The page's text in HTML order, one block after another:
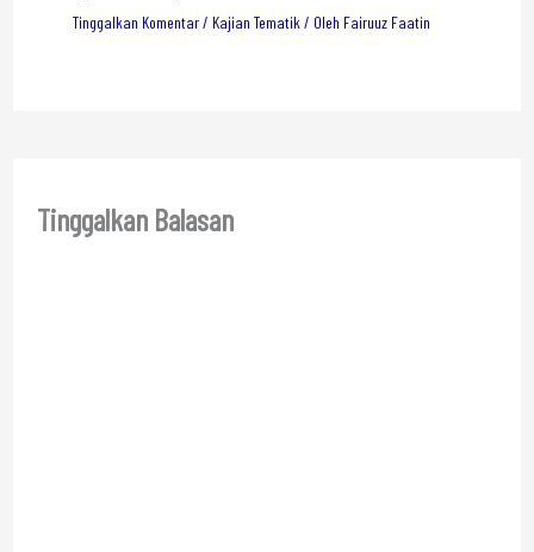
Tinggalkan Komentar/ Kajian Tematik / Oleh Fairuuz Faatin
Tinggalkan Balasan